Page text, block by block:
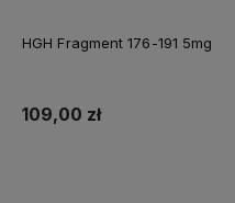
HGH Fragment 176-191 5mg
109,00 zł